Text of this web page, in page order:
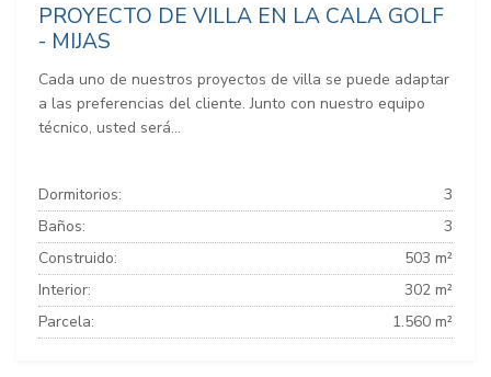
PROYECTO DE VILLA EN LA CALA GOLF
- MIJAS
Cada uno de nuestros proyectos de villa se puede adaptar
a las preferencias del cliente. Junto con nuestro equipo
técnico, usted será...
Dormitorios:
3
Baños:
3
Construido:
503 m²
Interior:
302 m²
Parcela:
1.560 m²